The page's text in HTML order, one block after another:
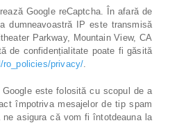
Google reCaptcha. În afară de
dumneavoastră IP este transmisă
Parkway, Mountain View, CA
de confidențialitate poate fi găsită
ro_policies/privacy/.
este folosită cu scopul de a
împotriva mesajelor de tip spam
asigura că vom fi întotdeauna la